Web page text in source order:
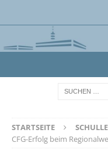
STARTSEITE
CFG-Erfolg beim